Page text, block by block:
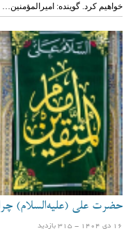
خواهیم کرد. گوینده: امیرالمؤمنین…
حضرت علی (علیه‌السلام)
16 دی 1404 - 315 بازدید